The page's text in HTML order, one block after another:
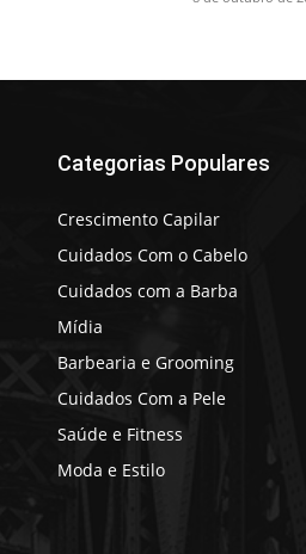
Categorias Populares
Crescimento Capilar
Cuidados Com o Cabelo
Cuidados com a Barba
Mídia
Barbearia e Grooming
Cuidados Com a Pele
Saúde e Fitness
Moda e Estilo